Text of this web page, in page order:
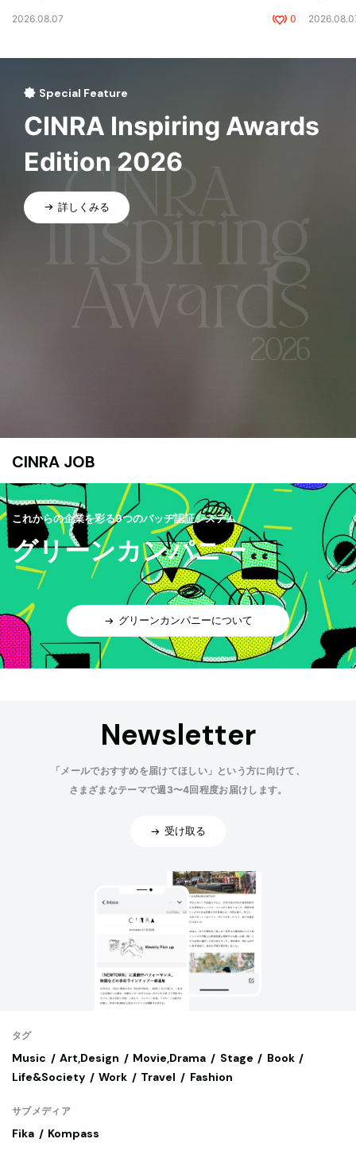
2026.08.07 0
Special Feature
CINRA Inspiring Awards
Edition 2026
詳しくみる
CINRA JOB
これからの企業を彩る9つのバッヂ認証システム
グリーンカンパニー
グリーンカンパニーについて
Newsletter
「メールでおすすめを届けてほしい」という方に向けて、
さまざまなテーマで週3〜4回程度お届けします。
受け取る
タグ
Music Art,Design Movie,Drama Stage
Book
Life&Society
Work Travel Fashion
サブメディア
Fika Kompass